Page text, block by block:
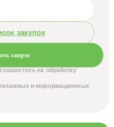
закупок
запрос
на обработку
и информационных